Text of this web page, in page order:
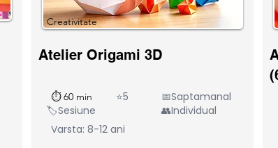
Creativitate
Atelier Origami 3D
⏱ 60 min
⭐5
🏷️Sesiune
📅Saptamanal
👥Individual
Varsta: 8-12 ani